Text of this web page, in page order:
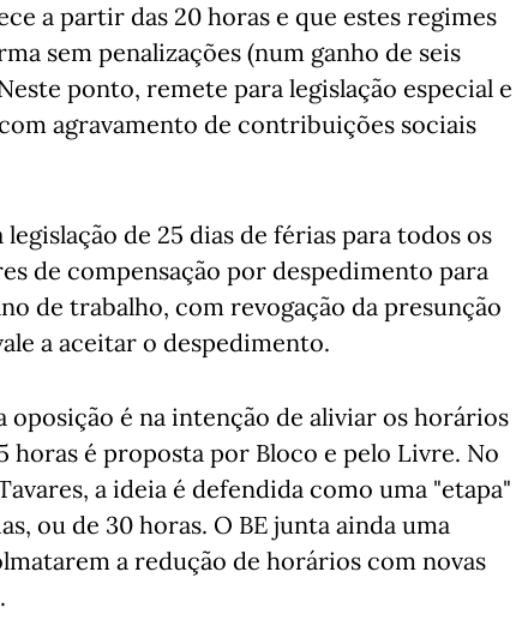
a partir das 20 horas e que estes regimes
sem penalizações (num ganho de seis
ponto, remete para legislação especial e
agravamento de contribuições sociais
de 25 dias de férias para todos os
de compensação por despedimento para
de trabalho, com revogação da presunção
a aceitar o despedimento.
oposição é na intenção de aliviar os horários
horas é proposta por Bloco e pelo Livre. No
a ideia é defendida como uma "etapa"
ou de 30 horas. O BE junta ainda uma
a redução de horários com novas